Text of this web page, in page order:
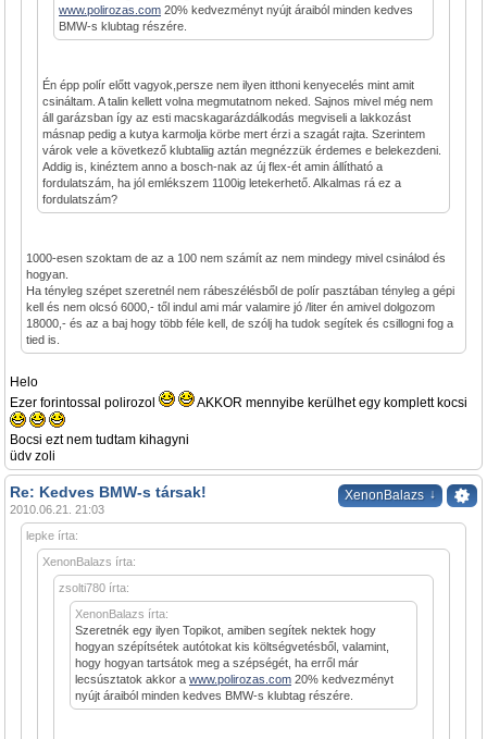
www.polirozas.com 20% kedvezményt nyújt áraiból minden kedves
BMW-s klubtag részére.
Én épp polír előtt vagyok,persze nem ilyen itthoni kenyecelés mint amit
csináltam. A talin kellett volna megmutatnom neked. Sajnos mivel még nem
áll garázsban így az esti macskagarázdálkodás megviseli a lakkozást
másnap pedig a kutya karmolja körbe mert érzi a szagát rajta. Szerintem
várok vele a következő klubtaliig aztán megnézzük érdemes e belekezdeni.
Addig is, kinéztem anno a bosch-nak az új flex-ét amin állítható a
fordulatszám, ha jól emlékszem 1100ig letekerhető. Alkalmas rá ez a
fordulatszám?
1000-esen szoktam de az a 100 nem számít az nem mindegy mivel csinálod és
hogyan.
Ha tényleg szépet szeretnél nem rábeszélésből de polír pasztában tényleg a gépi
kell és nem olcsó 6000,- től indul ami már valamire jó /liter én amivel dolgozom
18000,- és az a baj hogy több féle kell, de szólj ha tudok segítek és csillogni fog a
tied is.
Helo
Ezer forintossal polirozol
AKKOR mennyibe kerülhet egy komplett kocsi
Bocsi ezt nem tudtam kihagyni
üdv zoli
XenonBalazs ↓
Re: Kedves BMW-s társak!
2010.06.21. 21:03
lepke írta:
XenonBalazs írta:
zsolti780 írta:
XenonBalazs írta:
Szeretnék egy ilyen Topikot, amiben segítek nektek hogy
hogyan szépítsétek autótokat kis költségvetésből, valamint,
hogy hogyan tartsátok meg a szépségét, ha erről már
lecsúsztatok akkor a www.polirozas.com 20% kedvezményt
nyújt áraiból minden kedves BMW-s klubtag részére.